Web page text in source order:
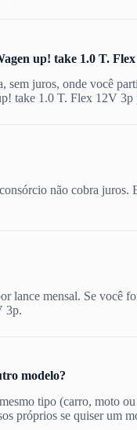
up! take 1.0 T.
sem juros, onde você
take 1.0 T. Flex 12V 3p
não cobra juros.
lance mensal. Se você
3p.
modelo?
tipo (carro, moto
próprios se quiser um